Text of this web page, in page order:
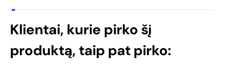
Klientai, kurie pirko šį
produktą, taip pat pirko: